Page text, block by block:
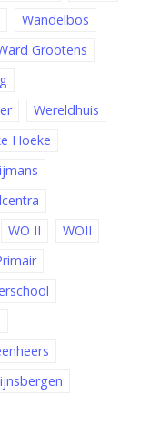
Wandelbos
Grootens
Wereldhuis
Hoeke
WO II
WOII